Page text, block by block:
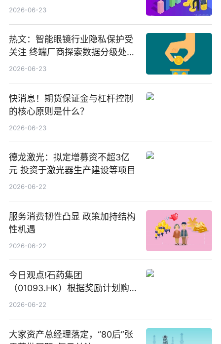
份，重仓股紫金矿业、洛阳钼
2026-06-23
热文：智能眼镜行业隐私保护受
关注 终端厂商探索数据分级处理
等方案
2026-06-23
快消息！期货保证金与杠杆控制
的核心原则是什么？
2026-06-23
德龙激光：拟定增募资不超3亿
元 投资于激光器生产建设等项目
2026-06-22
服务消费韧性凸显 政策加持结构
性机遇
2026-06-22
今日观点!石药集团
（01093.HK）根据奖励计划购
回580万股
2026-06-22
大家资产总经理落定，“80后”张